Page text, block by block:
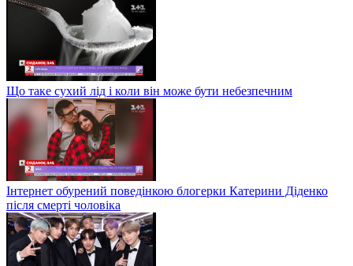
Що таке сухий лід і коли він може бути небезпечним
Інтернет обурений поведінкою блогерки Катерини Діденко
після смерті чоловіка